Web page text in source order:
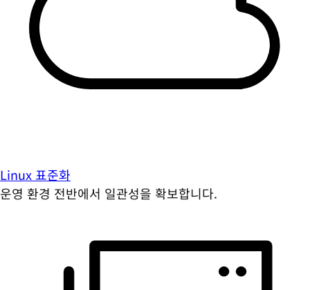
Linux 표준화
운영 환경 전반에서 일관성을 확보합니다.